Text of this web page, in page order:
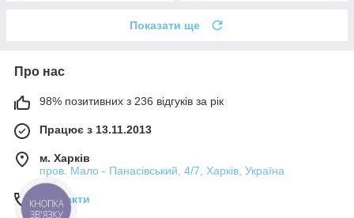
Показати ще
Про нас
98% позитивних з 236 відгуків за рік
Працює з 13.11.2013
м. Харків
пров. Мало - Панасівський, 4/7, Харків, Україна
Контакти
КНОПКА
ЗВ'ЯЗКУ